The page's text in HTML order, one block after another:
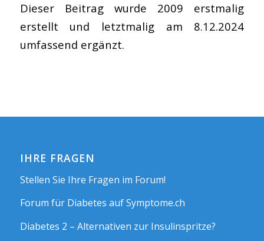
Dieser Beitrag wurde 2009 erstmalig
erstellt und letztmalig am 8.12.2024
umfassend ergänzt.
IHRE FRAGEN
Stellen Sie Ihre Fragen im Forum!
Forum für Diabetes auf Symptome.ch
Diabetes 2 – Alternativen zur Insulinspritze?